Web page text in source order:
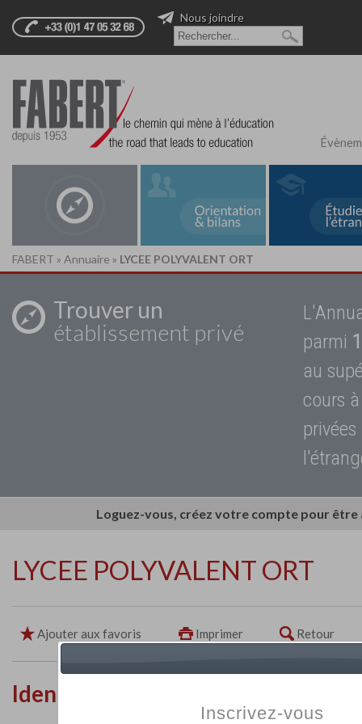
Nous joindre
FABERT » Annuaire » LYCEE POLYVALENT ORT
Trouver un
établissement privé
parmi
au
cours
Loguez-vous, créez votre compte pour
LYCEE POLYVALENT ORT
Ajouter aux favoris Imprimer Retour
Identité de l'établissement
Inscrivez-vous